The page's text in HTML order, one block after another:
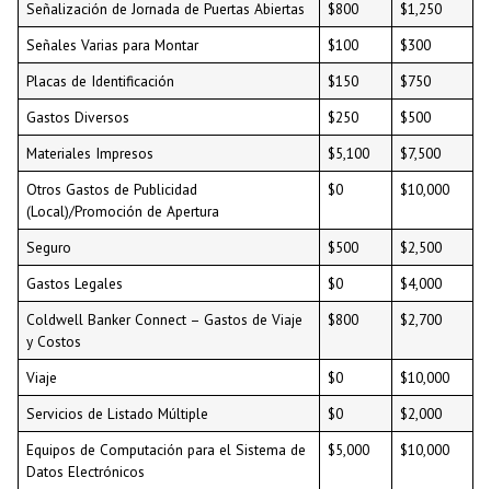
Señalización de Jornada de Puertas Abiertas
$800
$1,250
Señales Varias para Montar
$100
$300
Placas de Identificación
$150
$750
Gastos Diversos
$250
$500
Materiales Impresos
$5,100
$7,500
Otros Gastos de Publicidad
(Local)/Promoción de Apertura
$0 $10,000
Seguro $500
$2,500
Gastos Legales
$0
$4,000
Coldwell Banker Connect – Gastos de Viaje
y Costos
$800 $2,700
Viaje $0
$10,000
Servicios de Listado Múltiple
$0
$2,000
Equipos de Computación para el Sistema de
Datos Electrónicos
$5,000 $10,000